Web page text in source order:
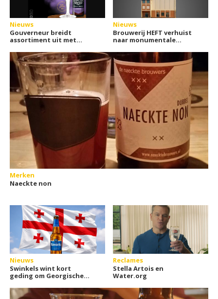
Nieuws
Gouverneur breidt
assortiment uit met
Nieuws
Brouwerij HEFT verhuist
naar monumentale
Merken
Naeckte non
Nieuws
Swinkels wint kort
geding om Georgische
Reclames
Stella Artois en
Water.org